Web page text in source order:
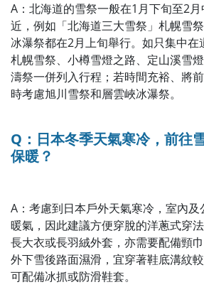
A：北海道的雪祭一般在1月下旬至2
近，例如「北海道三大雪祭」札幌雪
冰瀑祭都在2月上旬舉行。如只集中
札幌雪祭、小樽雪燈之路、定山溪雪
濤祭一併列入行程；若時間充裕、將
時考慮旭川雪祭和層雲峽冰瀑祭。
Q：日本冬季天氣寒冷，前往
保暖？
A：考慮到日本戶外天氣寒冷，室內
暖氣，因此建議方便穿脫的洋蔥式穿法
長大衣或長羽絨外套，亦需要配備頸
外下雪後路面濕滑，宜穿著鞋底溝紋
可配備冰抓或防滑鞋套。